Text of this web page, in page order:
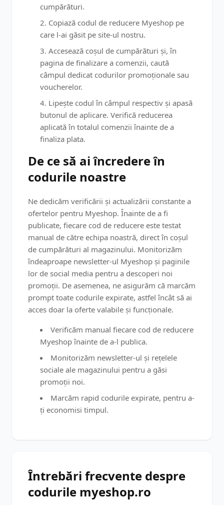
cumpărături.
Copiază codul de reducere Myeshop pe
care l-ai găsit pe site-ul nostru.
Accesează coșul de cumpărături și, în
pagina de finalizare a comenzii, caută
câmpul dedicat codurilor promoționale sau
voucherelor.
Lipește codul în câmpul respectiv și apasă
butonul de aplicare. Verifică reducerea
aplicată în totalul comenzii înainte de a
finaliza plata.
De ce să ai încredere în
codurile noastre
Ne dedicăm verificării și actualizării constante a
ofertelor pentru Myeshop. Înainte de a fi
publicate, fiecare cod de reducere este testat
manual de către echipa noastră, direct în coșul
de cumpărături al magazinului. Monitorizăm
îndeaproape newsletter-ul Myeshop și paginile
lor de social media pentru a descoperi noi
promoții. De asemenea, ne asigurăm că marcăm
prompt toate codurile expirate, astfel încât să ai
acces doar la oferte valabile și funcționale.
Verificăm manual fiecare cod de reducere
Myeshop înainte de a-l publica.
Monitorizăm newsletter-ul și rețelele
sociale ale magazinului pentru a găsi
promoții noi.
Marcăm rapid codurile expirate, pentru a-
ți economisi timpul.
Întrebări frecvente despre
codurile myeshop.ro